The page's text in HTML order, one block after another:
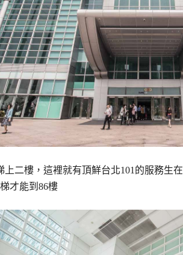
上二樓，這裡就有頂鮮台北101的服務生
才能到86樓